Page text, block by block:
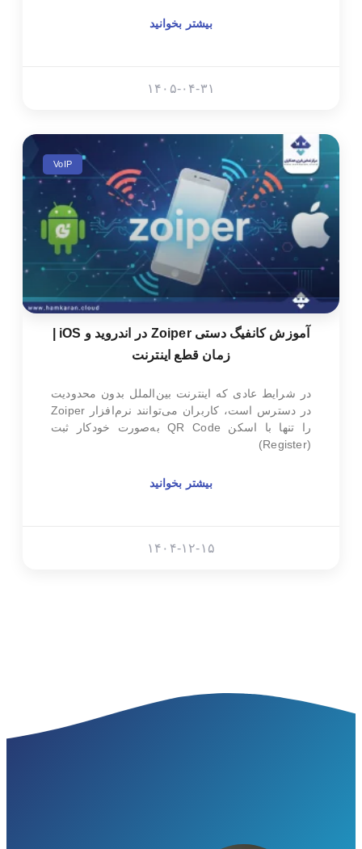
بیشتر بخوانید
۱۴۰۵-۰۴-۳۱
VoIP
زمان قطع اینترنت
در شرایط عادی که اینترنت بین‌الملل بدون محدودیت
در دسترس است، کاربران می‌توانند نرم‌افزار Zoiper
را تنها با اسکن QR Code به‌صورت خودکار ثبت
(Register)
بیشتر بخوانید
۱۴۰۴-۱۲-۱۵